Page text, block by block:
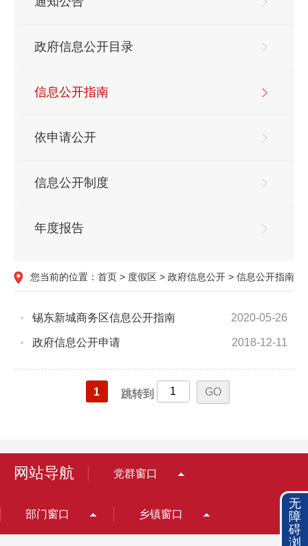
政府信息公开目录
信息公开指南
依申请公开
信息公开制度
年度报告
您当前的位置： 首页 > 度假区 > 政府信息公开 > 信息公开指南
2020-05-26
锡东新城商务区信息公开指南
2018-12-11
政府信息公开申请
1 跳转到
网站导航 党群窗口
部门窗口 乡镇窗口
无
障
碍
浏